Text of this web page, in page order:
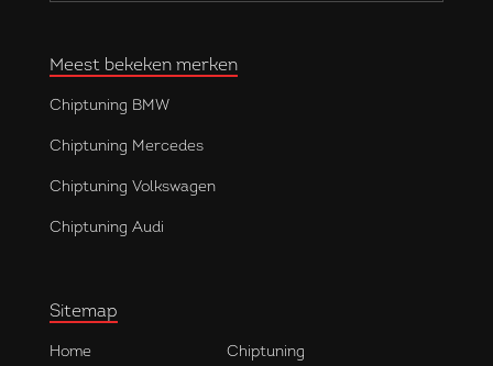
Meest bekeken merken
Chiptuning BMW
Chiptuning Mercedes
Chiptuning Volkswagen
Chiptuning Audi
Sitemap
Home Chiptuning